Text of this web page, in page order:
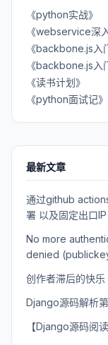
《python实战》
《webservice深
《backbone.js入
《backbone.js入
《读书计划》
《python面试记》
最新文章
通过github
署 以及固定出口IP
No more
denied
创作者滞后的快乐
Django源码解析
【Django源码阅